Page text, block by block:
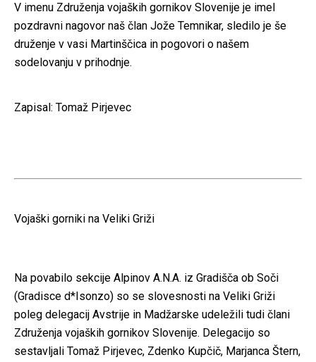
V imenu Združenja vojaških gornikov Slovenije je imel
pozdravni nagovor naš član Jože Temnikar, sledilo je še
druženje v vasi Martinščica in pogovori o našem
sodelovanju v prihodnje.
Zapisal: Tomaž Pirjevec
Vojaški gorniki na Veliki Griži
Na povabilo sekcije Alpinov A.N.A. iz Gradišča ob Soči
(Gradisce d*Isonzo) so se slovesnosti na Veliki Griži
poleg delegacij Avstrije in Madžarske udeležili tudi člani
Združenja vojaških gornikov Slovenije. Delegacijo so
sestavljali Tomaž Pirjevec, Zdenko Kupčič, Marjanca Štern,